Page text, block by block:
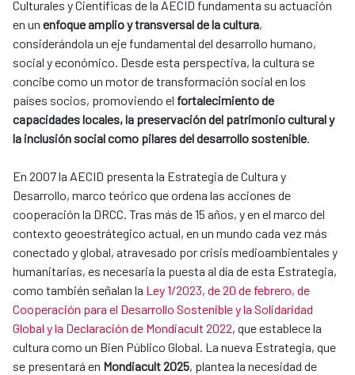
Culturales y Científicas de la AECID fundamenta su actuación
en un enfoque amplio y transversal de la cultura,
considerándola un eje fundamental del desarrollo humano,
social y económico. Desde esta perspectiva, la cultura se
concibe como un motor de transformación social en los
países socios, promoviendo el fortalecimiento de
capacidades locales, la preservación del patrimonio cultural y
la inclusión social como pilares del desarrollo sostenible.
En 2007 la AECID presenta la Estrategia de Cultura y
Desarrollo, marco teórico que ordena las acciones de
cooperación la DRCC. Tras más de 15 años, y en el marco del
contexto geoestrátegico actual, en un mundo cada vez más
conectado y global, atravesado por crisis medioambientales y
humanitarias, es necesaria la puesta al día de esta Estrategia,
como también señalan la Ley 1/2023, de 20 de febrero, de
Cooperación para el Desarrollo Sostenible y la Solidaridad
Global y la Declaración de Mondiacult 2022, que establece la
cultura como un Bien Público Global. La nueva Estrategia, que
se presentará en Mondiacult 2025, plantea la necesidad de